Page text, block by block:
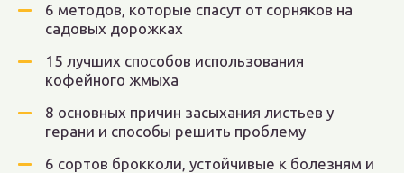
6 методов, которые спасут от сорняков на
садовых дорожках
15 лучших способов использования
кофейного жмыха
8 основных причин засыхания листьев у
герани и способы решить проблему
6 сортов брокколи, устойчивые к болезням и